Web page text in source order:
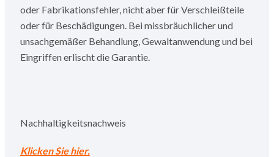
oder Fabrikationsfehler, nicht aber für Verschleißteile
oder für Beschädigungen. Bei missbräuchlicher und
unsachgemäßer Behandlung, Gewaltanwendung und bei
Eingriffen erlischt die Garantie.
Nachhaltigkeitsnachweis
Klicken Sie hier.